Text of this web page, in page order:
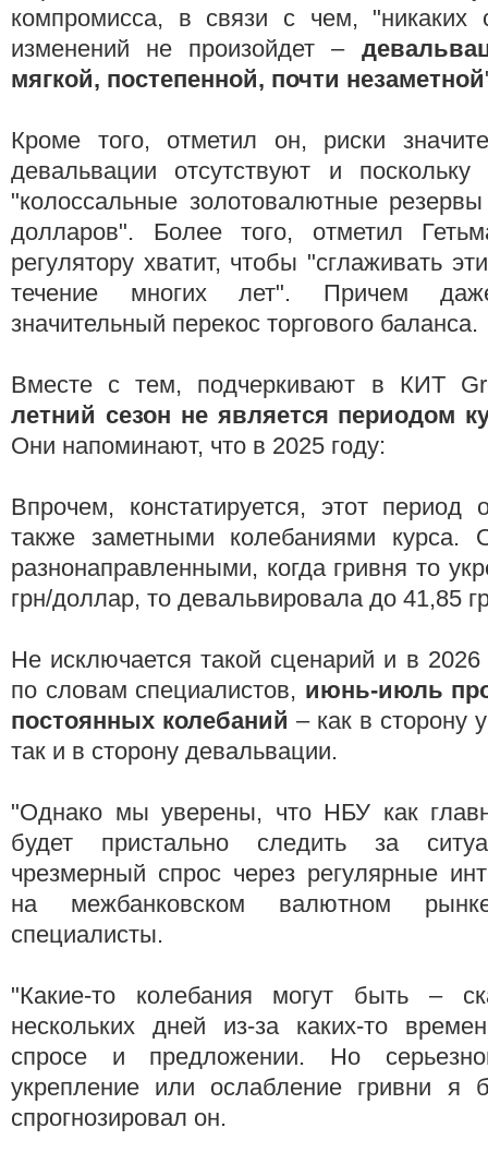
компромисса, в связи с чем, "никаких
изменений не произойдет –
мягкой, постепенной, почти незаметной
Кроме того, отметил он, риски
девальвации отсутствуют и
"колоссальные золотовалютные
долларов". Более того, отметил
регулятору хватит, чтобы "сглаживать
течение многих лет". Причем
значительный перекос торгового баланса.
Вместе с тем, подчеркивают в КИТ
летний сезон не является периодом
Они напоминают, что в 2025 году:
Впрочем, констатируется, этот период
также заметными колебаниями курса.
разнонаправленными, когда гривня то
грн/доллар, то девальвировала до 41,85
Не исключается такой сценарий и в 2026
по словам специалистов, июнь-июль
постоянных колебаний – как в сторону
так и в сторону девальвации.
"Однако мы уверены, что НБУ как
будет пристально следить за
чрезмерный спрос через регулярные
на межбанковском валютном
специалисты.
"Какие-то колебания могут быть –
нескольких дней из-за каких-то
спросе и предложении. Но
укрепление или ослабление гривни
спрогнозировал он.